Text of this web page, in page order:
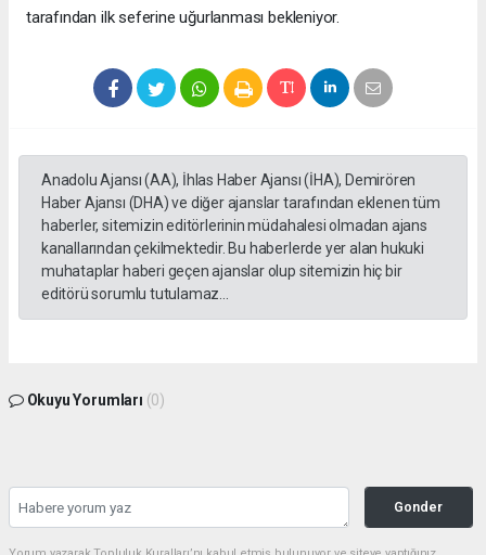
tarafından ilk seferine uğurlanması bekleniyor.
Anadolu Ajansı (AA), İhlas Haber Ajansı (İHA), Demirören
Haber Ajansı (DHA) ve diğer ajanslar tarafından eklenen tüm
haberler, sitemizin editörlerinin müdahalesi olmadan ajans
kanallarından çekilmektedir. Bu haberlerde yer alan hukuki
muhataplar haberi geçen ajanslar olup sitemizin hiç bir
editörü sorumlu tutulamaz...
Okuyu Yorumları (0)
Gonder